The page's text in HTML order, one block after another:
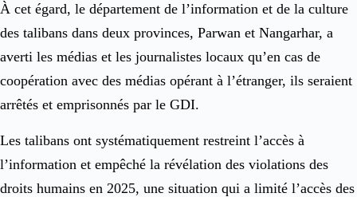
À cet égard, le département de l’information et de la culture
des talibans dans deux provinces, Parwan et Nangarhar, a
averti les médias et les journalistes locaux qu’en cas de
coopération avec des médias opérant à l’étranger, ils seraient
arrêtés et emprisonnés par le GDI.
Les talibans ont systématiquement restreint l’accès à
l’information et empêché la révélation des violations des
droits humains en 2025, une situation qui a limité l’accès des